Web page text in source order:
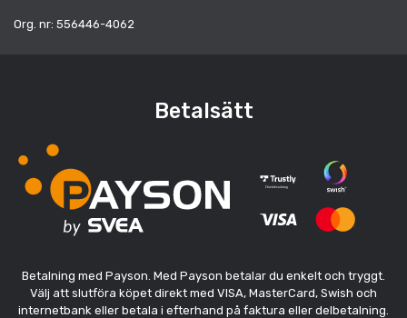
Org. nr: 556446-4062
Betalsätt
Betalning med Payson. Med Payson betalar du enkelt och tryggt.
Välj att slutföra köpet direkt med VISA, MasterCard, Swish och
internetbank eller betala i efterhand på faktura eller delbetalning.